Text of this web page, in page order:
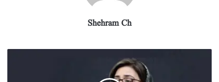
Shehram Ch